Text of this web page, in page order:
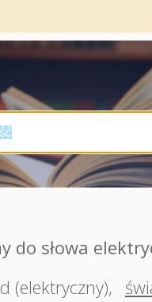
do słowa
(elektryczny),